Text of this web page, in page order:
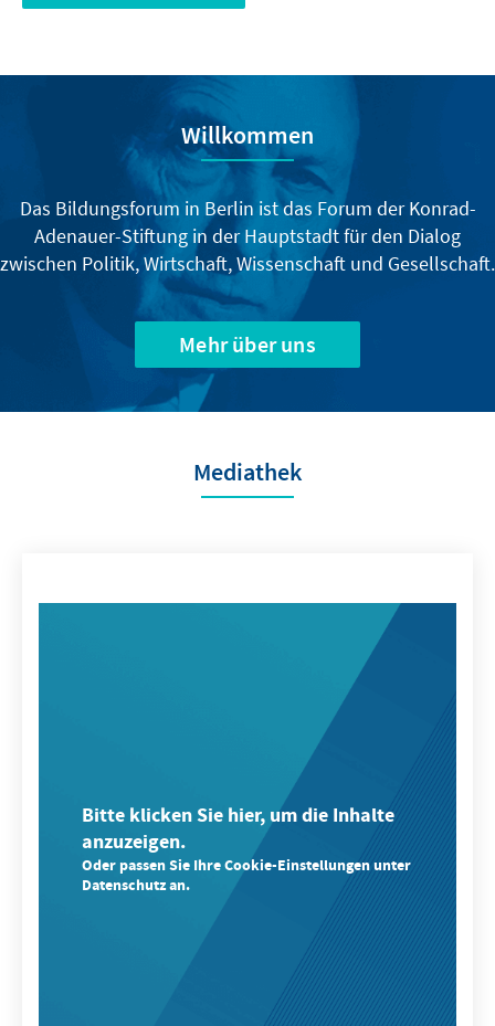
Willkommen
Das Bildungsforum in Berlin ist das Forum der Konrad-
Adenauer-Stiftung in der Hauptstadt für den Dialog
zwischen Politik, Wirtschaft, Wissenschaft und Gesellschaft.
Mehr über uns
Mediathek
Bitte klicken Sie hier, um die Inhalte
anzuzeigen.
Oder passen Sie Ihre Cookie-Einstellungen unter
Datenschutz an.